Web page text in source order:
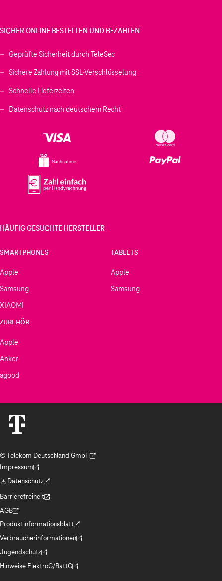
SICHER ONLINE BESTELLEN UND BEZAHLEN
Geprüfte Sicherheit durch TeleSec
Sichere Zahlung mit SSL-Verschlüsselung
Schnelle Lieferzeiten
Datenschutz nach deutschem Recht
Nachnahme
HÄUFIG GESUCHTE HERSTELLER
SMARTPHONES
Apple
Samsung
XIAOMI
TABLETS
Apple
Samsung
ZUBEHÖR
Apple
Anker
agood
© Telekom Deutschland GmbH
(Der Link wird in einem neuen Tab geöffnet)
Impressum
(Der Link wird in einem neuen Tab geöffnet)
Datenschutz
(Der Link wird in einem neuen Tab geöffnet)
Barrierefreiheit
(Der Link wird in einem neuen Tab geöffnet)
AGB
(Der Link wird in einem neuen Tab geöffnet)
Produktinformationsblatt
(Der Link wird in einem neuen Tab geöffnet)
Verbraucherinformationen
(Der Link wird in einem neuen Tab geöffnet)
Jugendschutz
(Der Link wird in einem neuen Tab geöffnet)
Hinweise ElektroG/BattG
(Der Link wird in einem neuen Tab geöffnet)